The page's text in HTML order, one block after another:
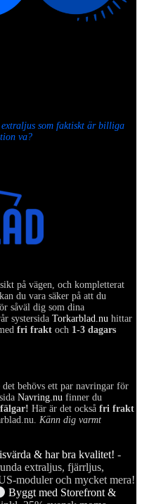
som faktiskt är billiga
va?
på vägen, och kompletterat
du vara säker på att du
såväl dig som dina
systersida Torkarblad.nu hittar
fri frakt och 1-3 dagars
behövs ett par navringar för
Navring.nu finner du
Här är det också fri frakt
Känn dig varmt
& har bra kvalitet! -
extraljus, fjärrljus,
moduler och mycket mera!
Byggt med Storefront &